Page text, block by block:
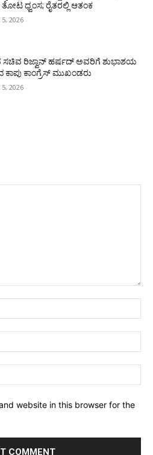
ಧ್ವಂಸ; ರೈತರಲ್ಲಿ ಆತಂಕ
2026
ಸಚಿವ ರಿಜ್ವಾನ್ ಹರ್ಷದ್ ಅವರಿಗೆ ಶುಭಾಶಯ
ಕಾಂಗ್ರೆಸ್ ಮುಖಂಡರು
2026
website in this browser for the